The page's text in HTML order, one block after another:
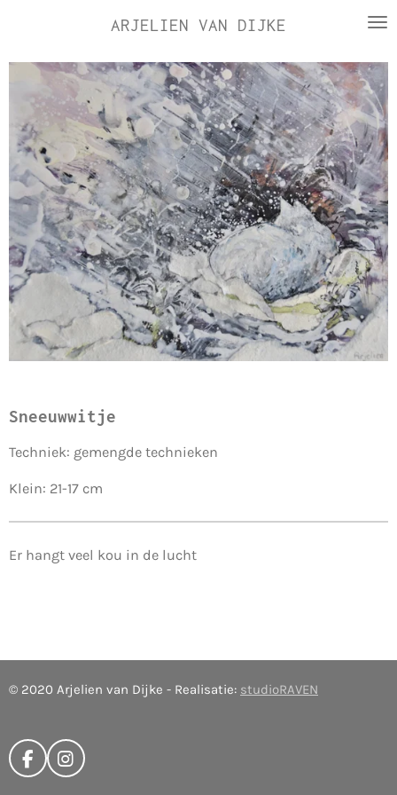
naar
hoofdinhoud
ARJELIEN VAN DIJKE
Sneeuwwitje
Techniek: gemengde technieken
Klein: 21-17 cm
Er hangt veel kou in de lucht
© 2020 Arjelien van Dijke - Realisatie: studioRAVEN
F
a
I
n